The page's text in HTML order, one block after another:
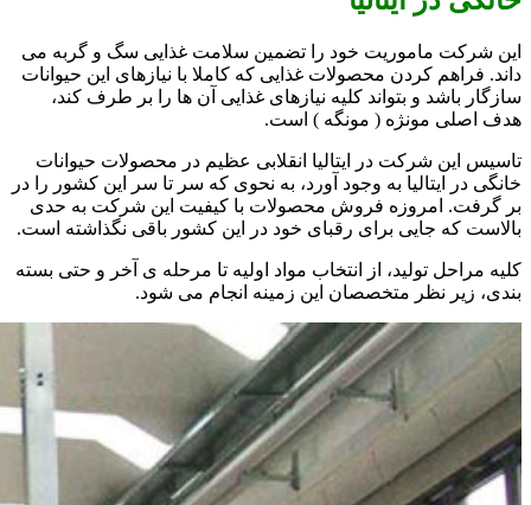
این شرکت ماموریت خود را تضمین سلامت غذایی سگ و گربه می
داند. فراهم کردن محصولات غذایی که کاملا با نیازهای این حیوانات
سازگار باشد و بتواند کلیه نیازهای غذایی آن ها را بر طرف کند،
هدف اصلی مونژه ( مونگه ) است.
تاسیس این شرکت در ایتالیا انقلابی عظیم در محصولات حیوانات
خانگی در ایتالیا به وجود آورد، به نحوی که سر تا سر این کشور را در
بر گرفت. امروزه فروش محصولات با کیفیت این شرکت به حدی
بالاست که جایی برای رقبای خود در این کشور باقی نگذاشته است.
کلیه مراحل تولید، از انتخاب مواد اولیه تا مرحله ی آخر و حتی بسته
بندی، زیر نظر متخصصان این زمینه انجام می شود.